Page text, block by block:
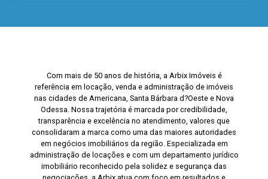
Com mais de 50 anos de história, a Arbix Imóveis é
referência em locação, venda e administração de imóveis
nas cidades de Americana, Santa Bárbara d?Oeste e Nova
Odessa. Nossa trajetória é marcada por credibilidade,
transparência e excelência no atendimento, valores que
consolidaram a marca como uma das maiores autoridades
em negócios imobiliários da região. Especializada em
administração de locações e com um departamento jurídico
imobiliário reconhecido pela solidez e segurança das